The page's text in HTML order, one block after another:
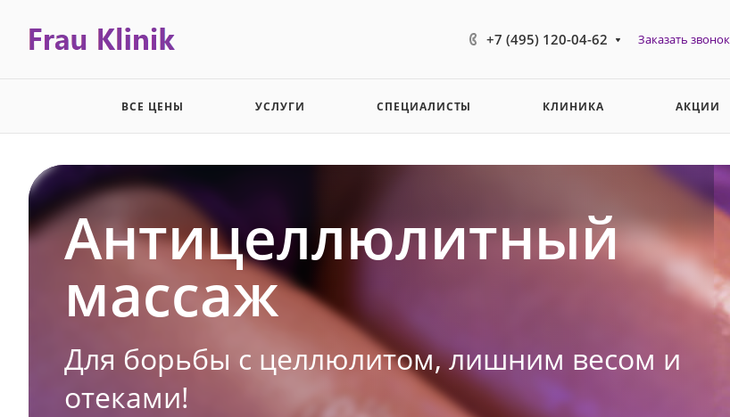
+7 (495) 120-04-62 Заказать звонок
ВСЕ ЦЕНЫ УСЛУГИ СПЕЦИАЛИСТЫ КЛИНИКА АКЦИИ
Антицеллюлитный
массаж
Для борьбы с целлюлитом, лишним весом и
отеками!